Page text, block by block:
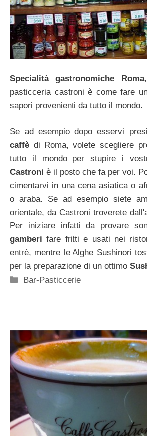
Specialità gastronomiche Roma
pasticceria castroni è come fare
sapori provenienti da tutto il mondo.
Se ad esempio dopo esservi
caffè di Roma, volete scegliere
tutto il mondo per stupire i
Castroni è il posto che fa per voi.
cimentarvi in una cena asiatica o
o araba. Se ad esempio siete
orientale, da Castroni troverete
Per iniziare infatti da provare
gamberi fare fritti e usati nei
entrè, mentre le Alghe Sushinori
per la preparazione di un ottimo
Categorie
Bar-Pasticcerie